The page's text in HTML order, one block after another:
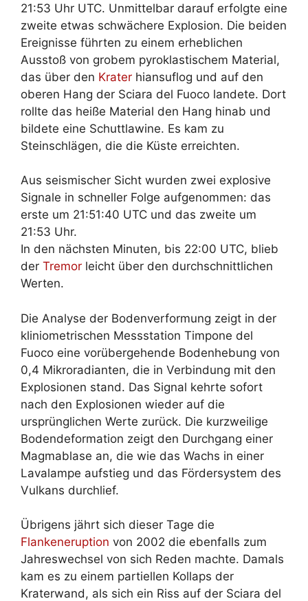
21:53 Uhr UTC. Unmittelbar darauf erfolgte eine
zweite etwas schwächere Explosion. Die beiden
Ereignisse führten zu einem erheblichen
Ausstoß von grobem pyroklastischem Material,
das über den Krater hiansuflog und auf den
oberen Hang der Sciara del Fuoco landete. Dort
rollte das heiße Material den Hang hinab und
bildete eine Schuttlawine. Es kam zu
Steinschlägen, die die Küste erreichten.
Aus seismischer Sicht wurden zwei explosive
Signale in schneller Folge aufgenommen: das
erste um 21:51:40 UTC und das zweite um
21:53 Uhr.
In den nächsten Minuten, bis 22:00 UTC, blieb
der Tremor leicht über den durchschnittlichen
Werten.
Die Analyse der Bodenverformung zeigt in der
kliniometrischen Messstation Timpone del
Fuoco eine vorübergehende Bodenhebung von
0,4 Mikroradianten, die in Verbindung mit den
Explosionen stand. Das Signal kehrte sofort
nach den Explosionen wieder auf die
ursprünglichen Werte zurück. Die kurzweilige
Bodendeformation zeigt den Durchgang einer
Magmablase an, die wie das Wachs in einer
Lavalampe aufstieg und das Fördersystem des
Vulkans durchlief.
Übrigens jährt sich dieser Tage die
Flankeneruption von 2002 die ebenfalls zum
Jahreswechsel von sich Reden machte. Damals
kam es zu einem partiellen Kollaps der
Kraterwand, als sich ein Riss auf der Sciara del